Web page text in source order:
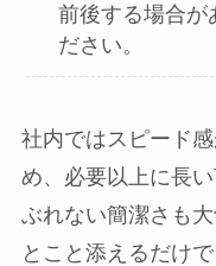
前後する場合が
ださい。
社内ではスピード
め、必要以上に長
ぶれない簡潔さも
とこと添えるだけ